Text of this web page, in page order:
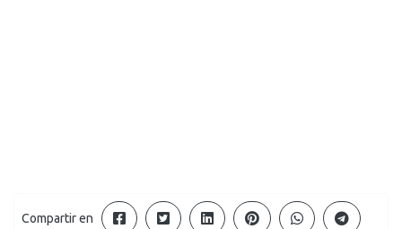
Compartir en